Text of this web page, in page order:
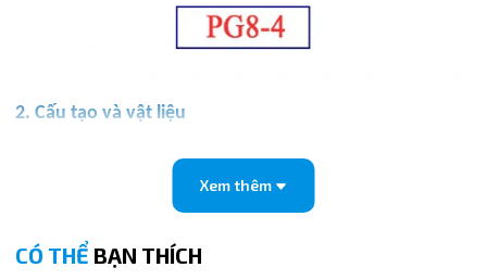
2. Cấu tạo và vật liệu
nhựa kỹ thuật cao cấp (PBT) với lõi kẹp bằng thép không
Thân nhựa: chống mài mòn, chịu áp suất tốt.
Xem thêm
CÓ THỂ BẠN THÍCH